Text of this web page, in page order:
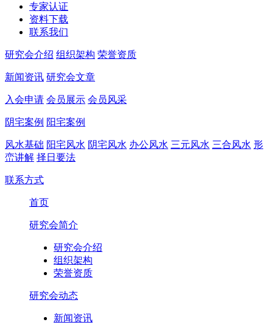
专家认证
资料下载
联系我们
研究会介绍 组织架构 荣誉资质
新闻资讯 研究会文章
入会申请 会员展示 会员风采
阴宅案例 阳宅案例
风水基础 阳宅风水 阴宅风水 办公风水 三元风水 三合风水 形
峦讲解 择日要法
联系方式
首页
研究会简介
研究会介绍
组织架构
荣誉资质
研究会动态
新闻资讯